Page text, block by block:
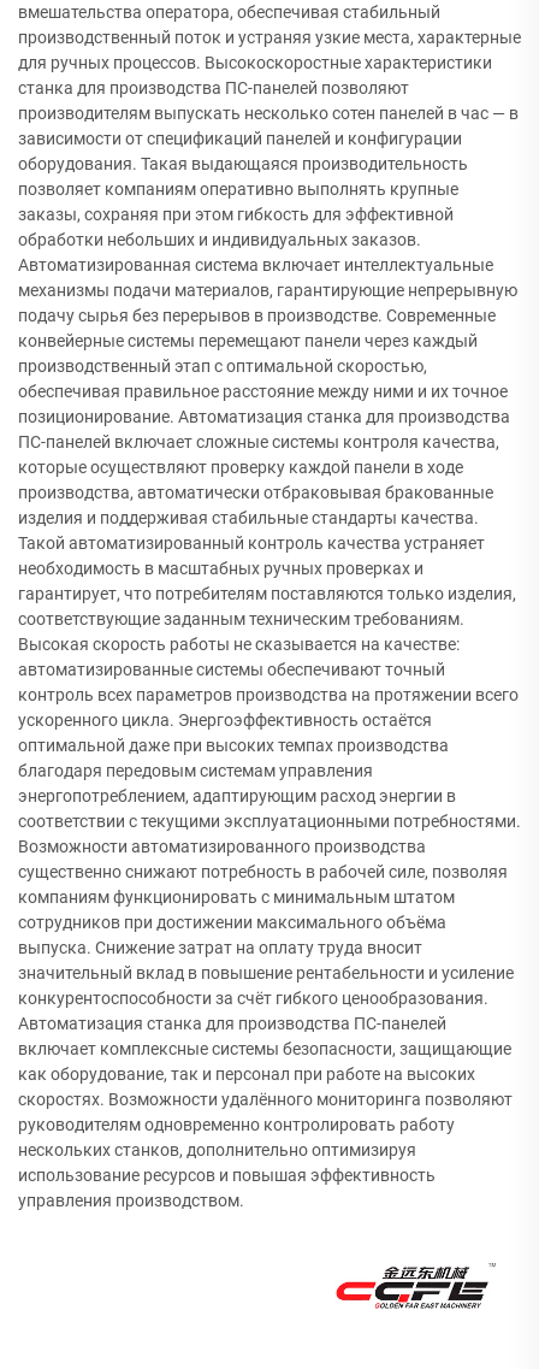
вмешательства оператора, обеспечивая стабильный
производственный поток и устраняя узкие места, характерные
для ручных процессов. Высокоскоростные характеристики
станка для производства ПС-панелей позволяют
производителям выпускать несколько сотен панелей в час — в
зависимости от спецификаций панелей и конфигурации
оборудования. Такая выдающаяся производительность
позволяет компаниям оперативно выполнять крупные
заказы, сохраняя при этом гибкость для эффективной
обработки небольших и индивидуальных заказов.
Автоматизированная система включает интеллектуальные
механизмы подачи материалов, гарантирующие непрерывную
подачу сырья без перерывов в производстве. Современные
конвейерные системы перемещают панели через каждый
производственный этап с оптимальной скоростью,
обеспечивая правильное расстояние между ними и их точное
позиционирование. Автоматизация станка для производства
ПС-панелей включает сложные системы контроля качества,
которые осуществляют проверку каждой панели в ходе
производства, автоматически отбраковывая бракованные
изделия и поддерживая стабильные стандарты качества.
Такой автоматизированный контроль качества устраняет
необходимость в масштабных ручных проверках и
гарантирует, что потребителям поставляются только изделия,
соответствующие заданным техническим требованиям.
Высокая скорость работы не сказывается на качестве:
автоматизированные системы обеспечивают точный
контроль всех параметров производства на протяжении всего
ускоренного цикла. Энергоэффективность остаётся
оптимальной даже при высоких темпах производства
благодаря передовым системам управления
энергопотреблением, адаптирующим расход энергии в
соответствии с текущими эксплуатационными потребностями.
Возможности автоматизированного производства
существенно снижают потребность в рабочей силе, позволяя
компаниям функционировать с минимальным штатом
сотрудников при достижении максимального объёма
выпуска. Снижение затрат на оплату труда вносит
значительный вклад в повышение рентабельности и усиление
конкурентоспособности за счёт гибкого ценообразования.
Автоматизация станка для производства ПС-панелей
включает комплексные системы безопасности, защищающие
как оборудование, так и персонал при работе на высоких
скоростях. Возможности удалённого мониторинга позволяют
руководителям одновременно контролировать работу
нескольких станков, дополнительно оптимизируя
использование ресурсов и повышая эффективность
управления производством.